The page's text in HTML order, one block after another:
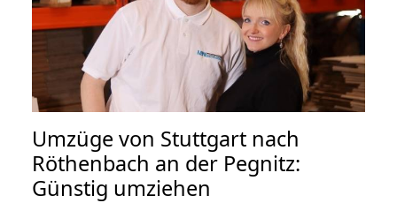
Umzüge von Stuttgart nach
Röthenbach an der Pegnitz:
Günstig umziehen